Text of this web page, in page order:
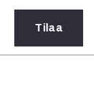
Tilaa